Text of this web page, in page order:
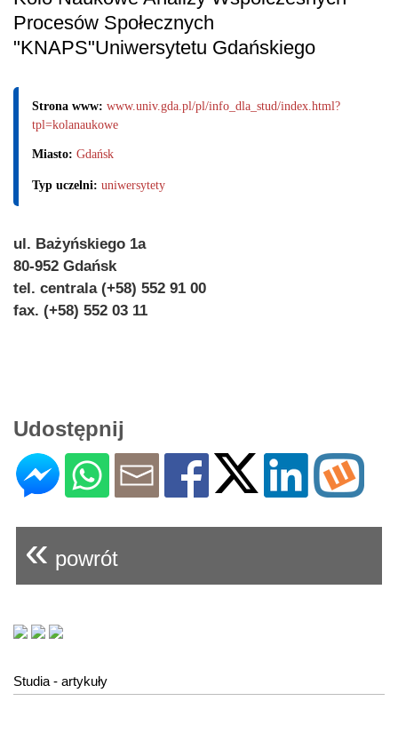
Procesów Społecznych
"KNAPS"Uniwersytetu Gdańskiego
Strona www: www.univ.gda.pl/pl/info_dla_stud/index.html?
tpl=kolanaukowe
Miasto: Gdańsk
Typ uczelni: uniwersytety
ul. Bażyńskiego 1a
80-952 Gdańsk
tel. centrala (+58) 552 91 00
fax. (+58) 552 03 11
Udostępnij
« powrót
Studia - artykuły